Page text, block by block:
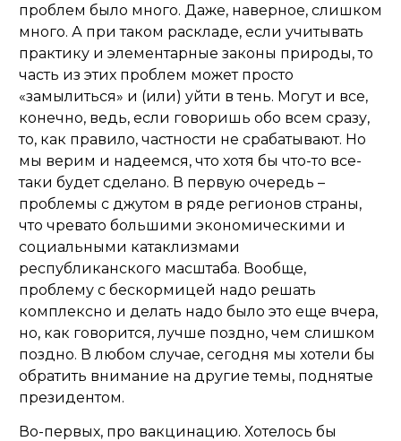
проблем было много. Даже, наверное, слишком
много. А при таком раскладе, если учитывать
практику и элементарные законы природы, то
часть из этих проблем может просто
«замылиться» и (или) уйти в тень. Могут и все,
конечно, ведь, если говоришь обо всем сразу,
то, как правило, частности не срабатывают. Но
мы верим и надеемся, что хотя бы что-то все-
таки будет сделано. В первую очередь –
проблемы с джутом в ряде регионов страны,
что чревато большими экономическими и
социальными катаклизмами
республиканского масштаба. Вообще,
проблему с бескормицей надо решать
комплексно и делать надо было это еще вчера,
но, как говорится, лучше поздно, чем слишком
поздно. В любом случае, сегодня мы хотели бы
обратить внимание на другие темы, поднятые
президентом.
Во-первых, про вакцинацию. Хотелось бы